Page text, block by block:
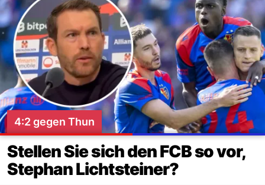
4:2 gegen Thun
Stellen Sie sich den FCB so vor,
Stephan Lichtsteiner?